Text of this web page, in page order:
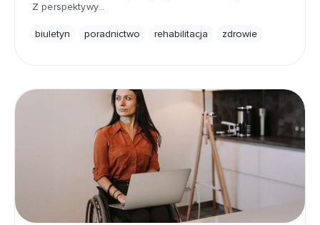
Z perspektywy…
biuletyn poradnictwo rehabilitacja zdrowie